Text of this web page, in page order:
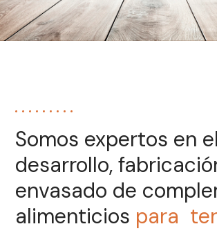
Somos expertos en el
desarrollo,
envasado de
alimenticios para